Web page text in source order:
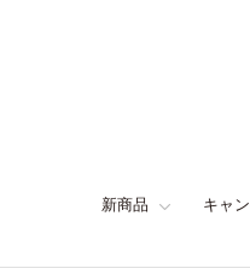
新商品 キャ